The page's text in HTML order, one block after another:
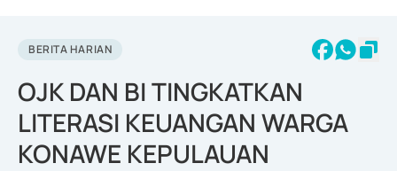
BERITA HARIAN
OJK DAN BI TINGKATKAN
LITERASI KEUANGAN WARGA
KONAWE KEPULAUAN